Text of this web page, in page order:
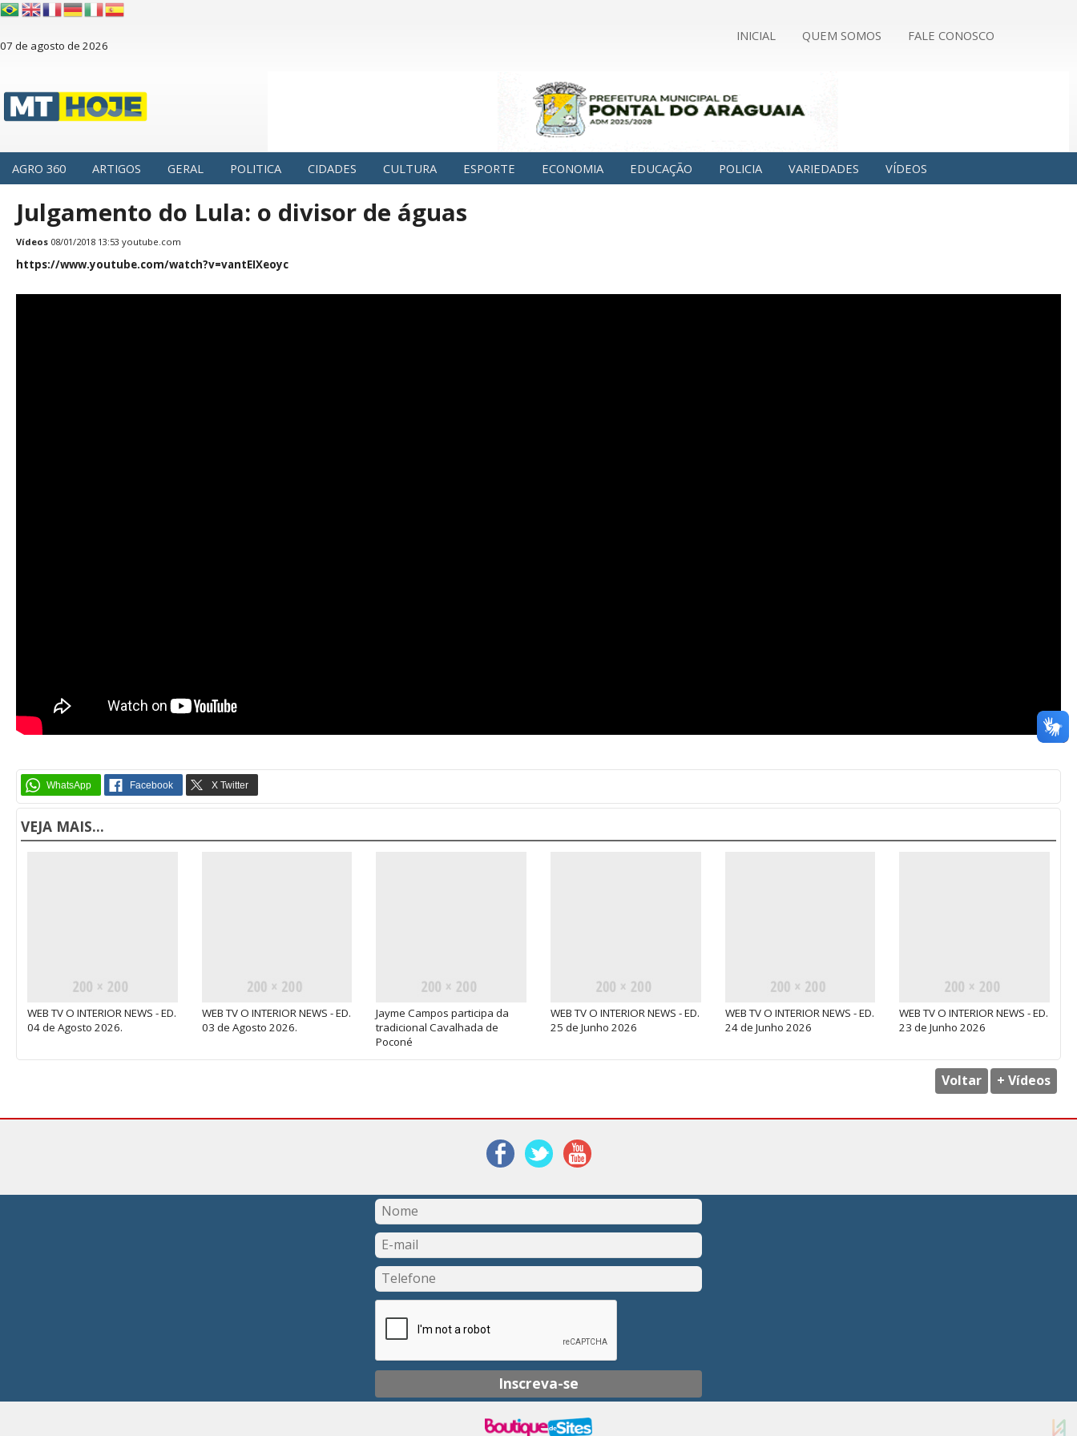
07 de agosto de 2026
INICIAL QUEM SOMOS FALE CONOSCO
AGRO 360 ARTIGOS GERAL POLITICA CIDADES CULTURA ESPORTE ECONOMIA EDUCAÇÃO POLICIA VARIEDADES VÍDEOS
Julgamento do Lula: o divisor de águas
Vídeos 08/01/2018 13:53 youtube.com
https://www.youtube.com/watch?v=vantEIXeoyc
VEJA MAIS...
WEB TV O INTERIOR NEWS - ED.
04 de Agosto 2026.
WEB TV O INTERIOR NEWS - ED.
03 de Agosto 2026.
Jayme Campos participa da
tradicional Cavalhada de
Poconé
WEB TV O INTERIOR NEWS - ED.
25 de Junho 2026
WEB TV O INTERIOR NEWS - ED.
24 de Junho 2026
WEB TV O INTERIOR NEWS - ED.
23 de Junho 2026
Voltar + Vídeos
Inscreva-se